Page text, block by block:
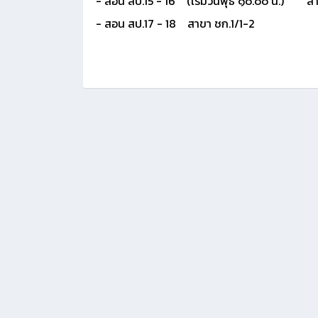
- สอน สป.17 - 18 สาขา ชก.1/1-2